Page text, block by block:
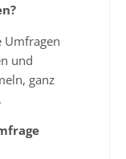
Umfragen
und
ganz